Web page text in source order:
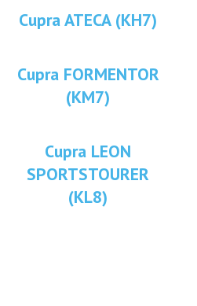
Cupra ATECA (KH7)
Cupra FORMENTOR
(KM7)
Cupra LEON
SPORTSTOURER
(KL8)